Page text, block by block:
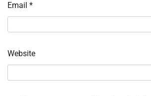
Email *
Website